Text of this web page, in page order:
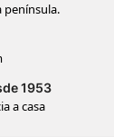
península.
1953
a casa